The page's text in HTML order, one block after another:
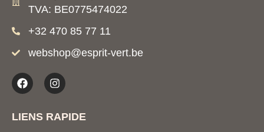
TVA: BE0775474022
+32 470 85 77 11
webshop@esprit-vert.be
LIENS RAPIDE